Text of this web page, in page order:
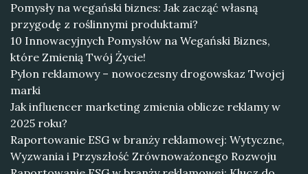
Pomysły na wegański biznes: Jak zacząć własną
przygodę z roślinnymi produktami?
10 Innowacyjnych Pomysłów na Wegański Biznes,
które Zmienią Twój Życie!
Pylon reklamowy – nowoczesny drogowskaz Twojej
marki
Jak influencer marketing zmienia oblicze reklamy w
2025 roku?
Raportowanie ESG w branży reklamowej: Wytyczne,
Wyzwania i Przyszłość Zrównoważonego Rozwoju